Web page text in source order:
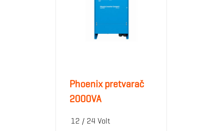
Phoenix pretvarač
2000VA
12 / 24 Volt